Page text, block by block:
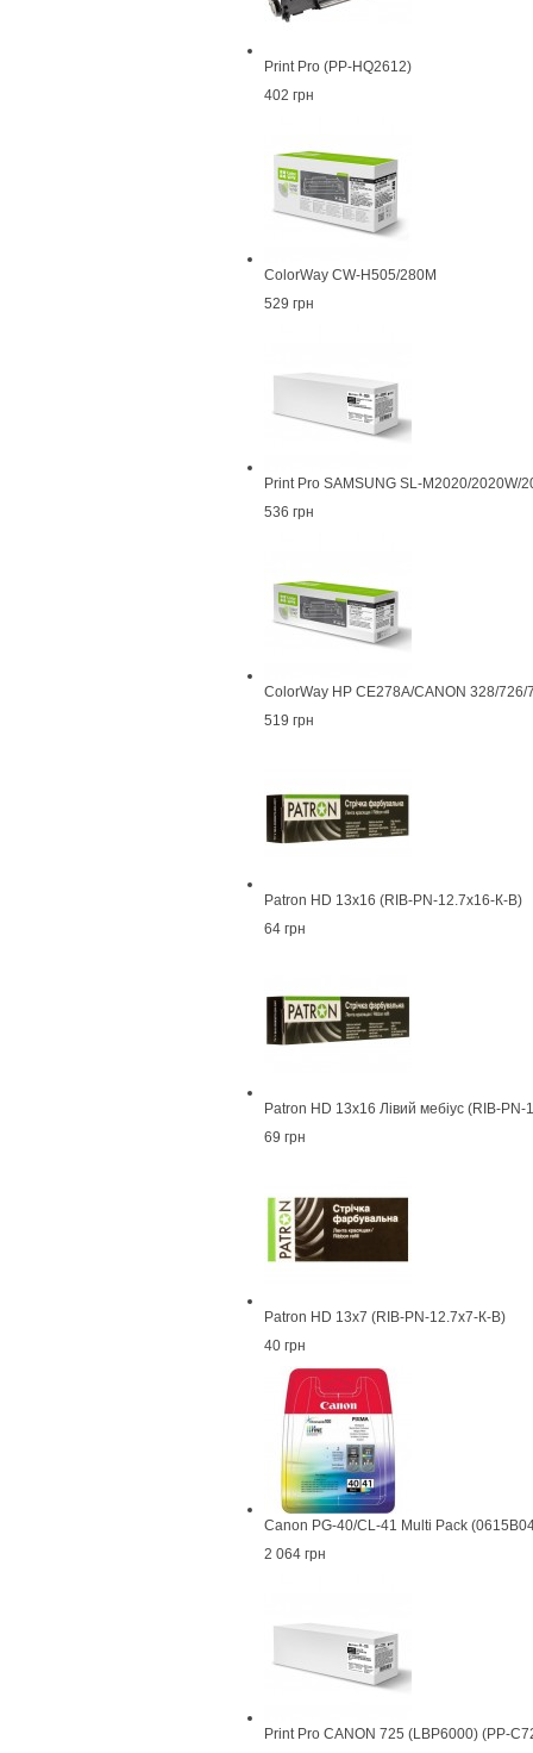
Print Pro (PP-HQ2612)
402 грн
ColorWay CW-H505/280M
529 грн
Print Pro SAMSUNG SL-M2020/2020W/
536 грн
ColorWay HP CE278A/CANON 328/
519 грн
Patron HD 13x16 (RIB-PN-12.7x16-К-B)
64 грн
Patron HD 13x16 Лівий мебіус (RIB-
69 грн
Patron HD 13x7 (RIB-PN-12.7x7-К-B)
40 грн
Canon PG-40/CL-41 Multi Pack
2 064 грн
Print Pro CANON 725 (LBP6000) (PP-